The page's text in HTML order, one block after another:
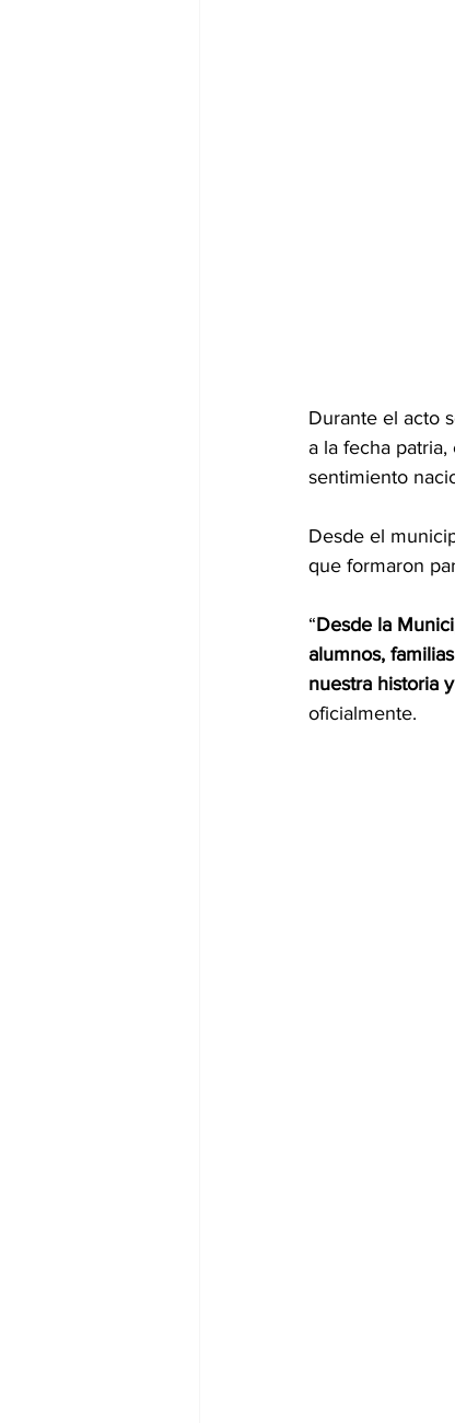
Durante el acto
a la fecha
sentimiento
Desde el
que formaron
“Desde la
alumnos,
nuestra historia
oficialmente.